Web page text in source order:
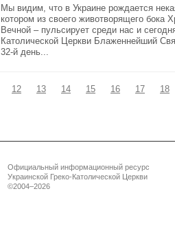
Мы видим, что в Украине рождается
котором из своего животворящего бока
Вечной – пульсирует среди нас и
Католической Церкви Блаженнейший
32-й день...
12 13 14 15 16 17 18
Официальный информационный ресурс
Украинской Греко-Католической Церкви
©2004–2026